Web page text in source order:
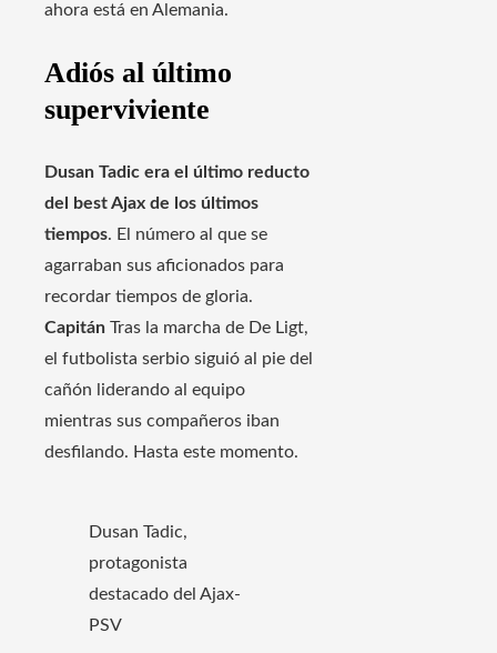
ahora está en Alemania.
Adiós al último
superviviente
Dusan Tadic era el último reducto
del best Ajax de los últimos
tiempos. El número al que se
agarraban sus aficionados para
recordar tiempos de gloria.
Capitán Tras la marcha de De Ligt,
el futbolista serbio siguió al pie del
cañón liderando al equipo
mientras sus compañeros iban
desfilando. Hasta este momento.
Dusan Tadic,
protagonista
destacado del Ajax-
PSV